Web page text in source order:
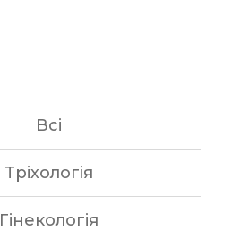
Всi
Tрiхологiя
Гiнекологiя